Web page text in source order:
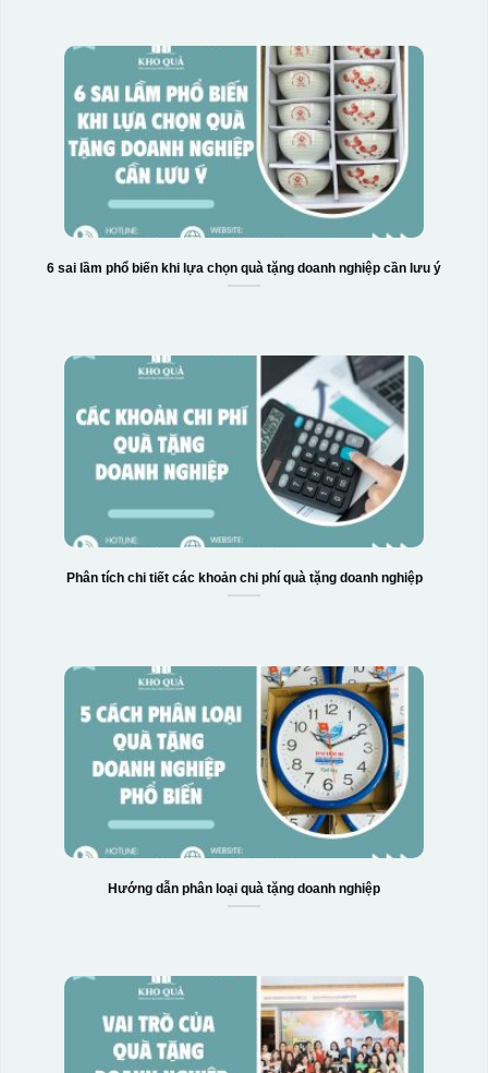
6 sai lầm phổ biến khi lựa chọn quà tặng doanh nghiệp cần lưu ý
Phân tích chi tiết các khoản chi phí quà tặng doanh nghiệp
Hướng dẫn phân loại quà tặng doanh nghiệp